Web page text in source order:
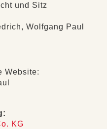
und Sitz
Wolfgang Paul
Website:
KG